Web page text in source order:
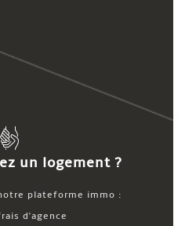
un logement ?
plateforme immo :
d'agence